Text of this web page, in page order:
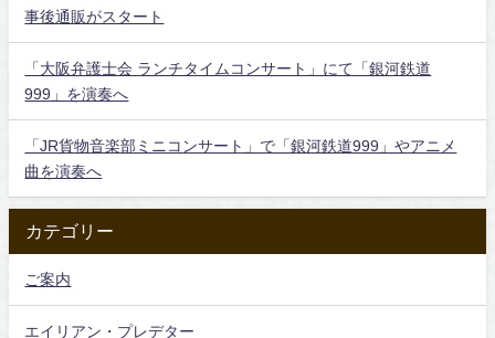
事後通販がスタート
「大阪弁護士会 ランチタイムコンサート」にて「銀河鉄道
999」を演奏へ
「JR貨物音楽部ミニコンサート」で「銀河鉄道999」やアニメ
曲を演奏へ
カテゴリー
ご案内
エイリアン・プレデター